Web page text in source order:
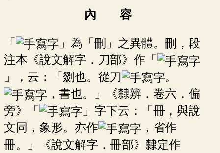
內 容
「
」為「刪」之異體。刪，段
注本《說文解字．刀部》作「
」，云：「剟也。從刀
。
，書也。」《隸辨．卷六．偏
旁》「
」字下云：「冊，與說
文同，象形。亦作
，省作
冊。」《說文解字．冊部》隸定作